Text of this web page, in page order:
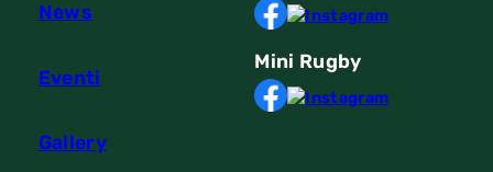
News
Eventi
Gallery
Mini Rugby